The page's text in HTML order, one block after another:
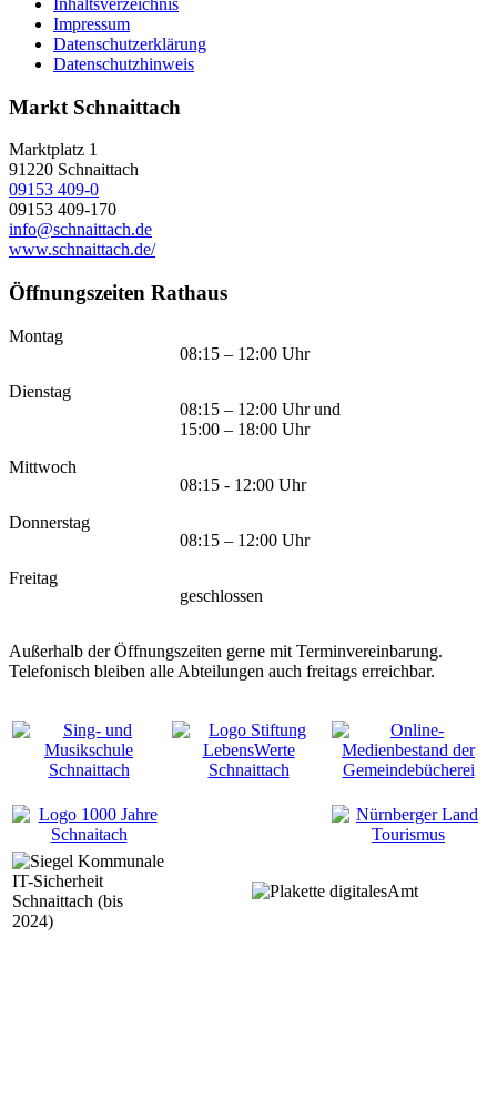
Impressum
Datenschutzerklärung
Datenschutzhinweis
Markt Schnaittach
Marktplatz 1
91220 Schnaittach
09153 409-0
09153 409-170
info@schnaittach.de
www.schnaittach.de/
Öffnungszeiten Rathaus
Montag
08:15 – 12:00 Uhr
Dienstag
08:15 – 12:00 Uhr und
15:00 – 18:00 Uhr
Mittwoch
08:15 - 12:00 Uhr
Donnerstag
08:15 – 12:00 Uhr
Freitag
geschlossen
Außerhalb der Öffnungszeiten gerne mit Terminvereinbarung.
Telefonisch bleiben alle Abteilungen auch freitags erreichbar.